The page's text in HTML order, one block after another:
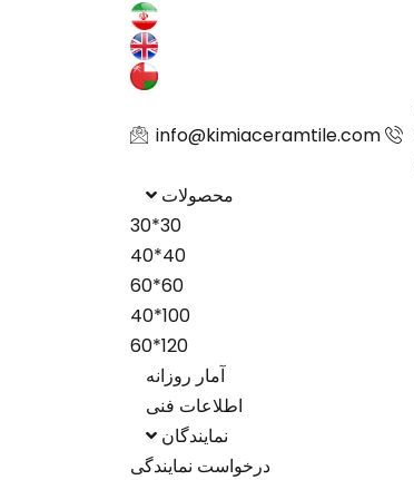
info@kimiaceramtile.com
محصولات
30*30
40*40
60*60
100*40
120*60
آمار روزانه
اطلاعات فنی
نمایندگان
درخواست نمایندگی